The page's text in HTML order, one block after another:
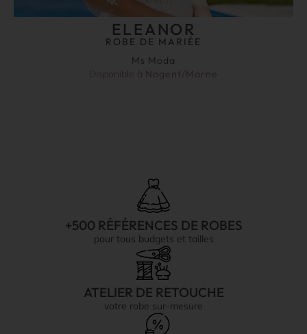
ELEANOR
ROBE DE MARIÉE
Ms Moda
Disponible à Nogent/Marne
+500 RÉFÉRENCES DE ROBES
pour tous budgets et tailles
ATELIER DE RETOUCHE
votre robe sur-mesure